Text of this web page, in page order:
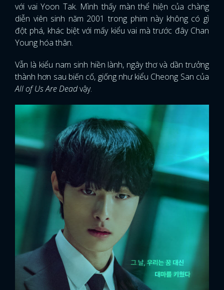
với vai Yoon Tak. Mình thấy màn thể hiện của chàng
diễn viên sinh năm 2001 trong phim này không có gì
đột phá, khác biệt với mấy kiểu vai mà trước đây Chan
Young hóa thân.
Vẫn là kiểu nam sinh hiền lành, ngây thơ và dần trưởng
thành hơn sau biến cố, giống như kiểu Cheong San của
All of Us Are Deadvậy.